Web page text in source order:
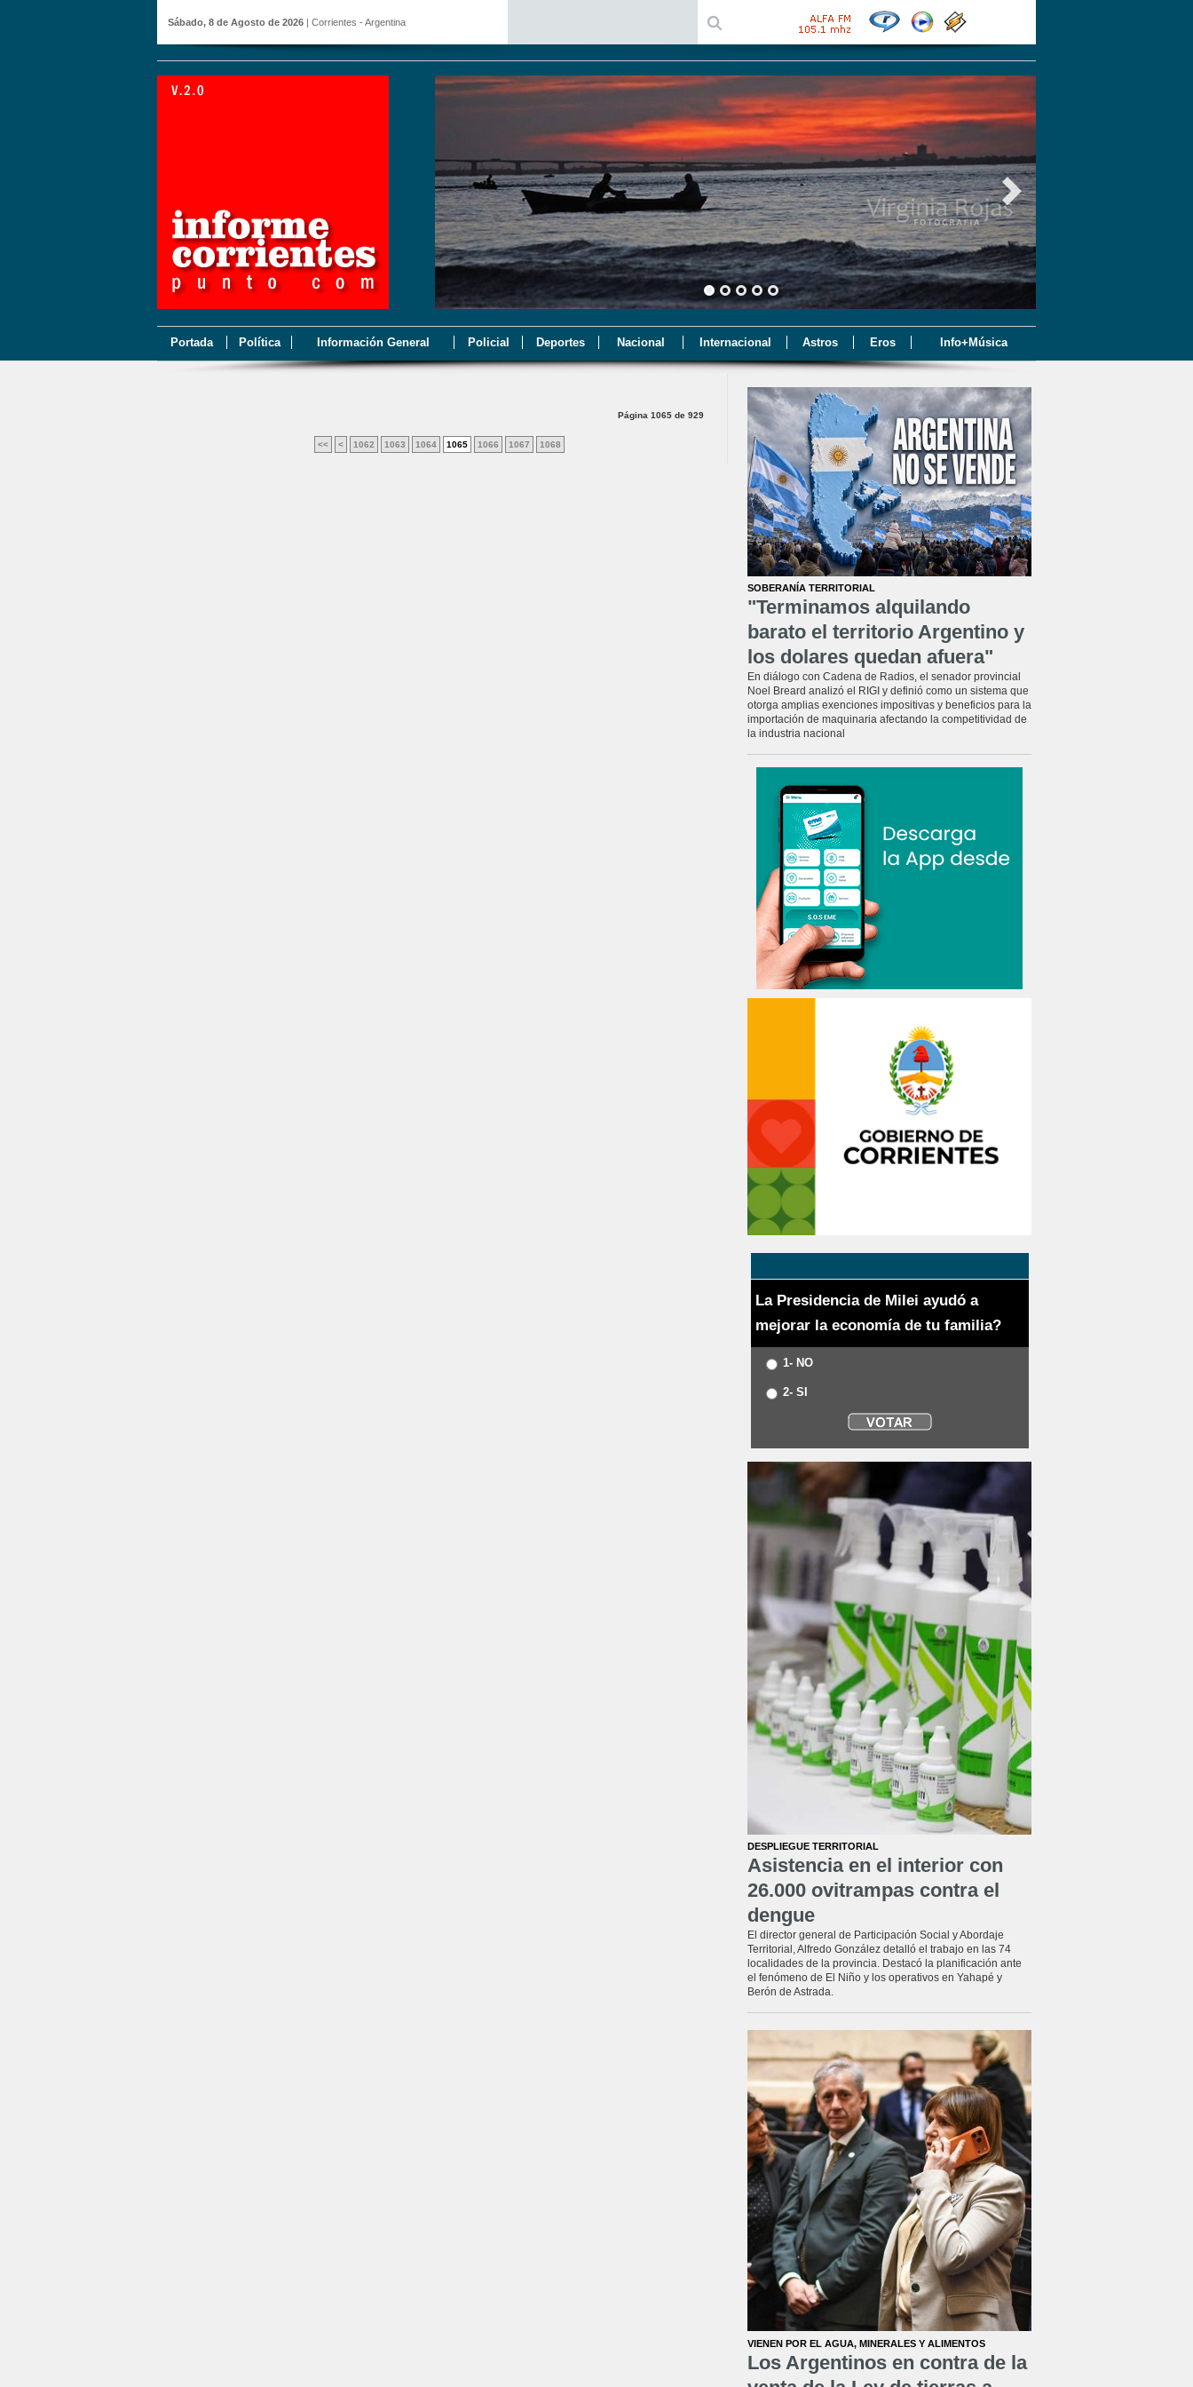
Sábado, 8 de Agosto de 2026 | Corrientes - Argentina
Portada Política Información General Policial Deportes Nacional Internacional Astros Eros Info+Música
Página 1065 de 929
<< < 1062 1063 1064 1065 1066 1067 1068
SOBERANÍA TERRITORIAL
"Terminamos alquilando
barato el territorio Argentino y
los dolares quedan afuera"
En diálogo con Cadena de Radios, el senador provincial
Noel Breard analizó el RIGI y definió como un sistema que
otorga amplias exenciones impositivas y beneficios para la
importación de maquinaria afectando la competitividad de
la industria nacional
La Presidencia de Milei ayudó a
mejorar la economía de tu familia?
1- NO
2- SI
DESPLIEGUE TERRITORIAL
Asistencia en el interior con
26.000 ovitrampas contra el
dengue
El director general de Participación Social y Abordaje
Territorial, Alfredo González detalló el trabajo en las 74
localidades de la provincia. Destacó la planificación ante
el fenómeno de El Niño y los operativos en Yahapé y
Berón de Astrada.
VIENEN POR EL AGUA, MINERALES Y ALIMENTOS
Los Argentinos en contra de la